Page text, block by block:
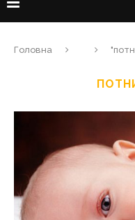
Головна